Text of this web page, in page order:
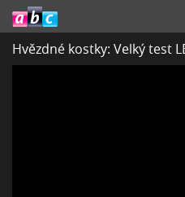
Hvězdné kostky: Velký test